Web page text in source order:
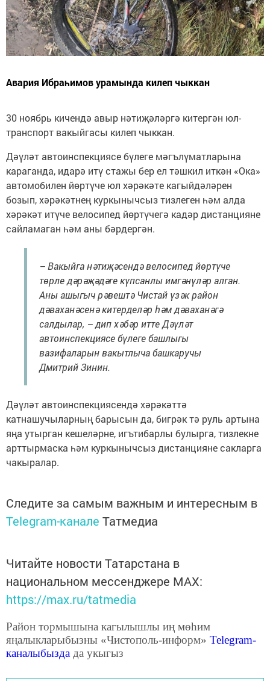
Авария Ибраһимов урамында килеп чыккан
30 ноябрь кичендә авыр нәтиҗәләргә китергән юл-
транспорт вакыйгасы килеп чыккан.
Дәүләт автоинспекциясе бүлеге мәгълүматларына
караганда, идарә итү стажы бер ел тәшкил иткән «Ока»
автомобилен йөртүче юл хәрәкәте кагыйдәләрен
бозып, хәрәкәтнең куркынычсыз тизлеген һәм алда
хәрәкәт итүче велосипед йөртүчегә кадәр дистанцияне
сайламаган һәм аны бәрдергән.
– Вакыйга нәтиҗәсендә велосипед йөртүче
төрле дәрәҗәдәге күпсанлы имгәнүләр алган.
Аны ашыгыч рәвештә Чистай үзәк район
дәваханәсенә китерделәр һәм дәваханәгә
салдылар, – дип хәбәр итте Дәүләт
автоинспекциясе бүлеге башлыгы
вазифаларын вакытлыча башкаручы
Дмитрий Зинин.
Дәүләт автоинспекциясендә хәрәкәттә
катнашучыларның барысын да, бигрәк тә руль артына
яңа утырган кешеләрне, игътибарлы булырга, тизлекне
арттырмаска һәм куркынычсыз дистанцияне сакларга
чакыралар.
Следите за самым важным и интересным в
Telegram-канале Татмедиа
Читайте новости Татарстана в
национальном мессенджере MАХ:
https://max.ru/tatmedia
Район тормышына кагылышлы иң мөһим
яңалыкларыбызны «Чистополь-информ» Telegram-
каналыбызда да укыгыз